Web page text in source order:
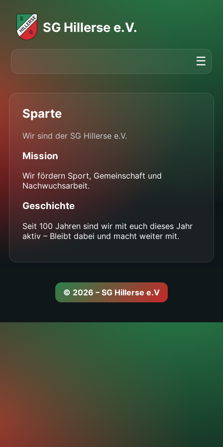
SG Hillerse e.V.
☰
Sparte
Wir sind der SG Hillerse e.V.
Mission
Wir fördern Sport, Gemeinschaft und
Nachwuchsarbeit.
Geschichte
Seit 100 Jahren sind wir mit euch dieses Jahr
aktiv – Bleibt dabei und macht weiter mit.
© 2026 – SG Hillerse e.V